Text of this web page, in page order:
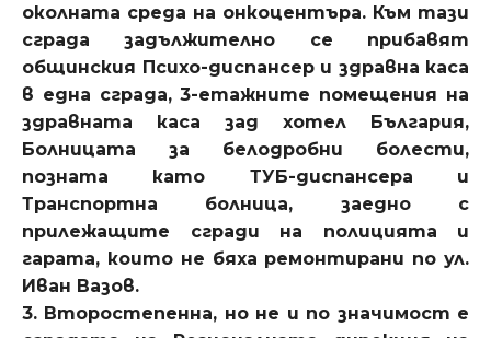
околната среда на онкоцентъра. Към тази
сграда задължително се прибавят
общинския Психо-диспансер и здравна каса
в една сграда, 3-етажните помещения на
здравната каса зад хотел България,
Болницата за белодробни болести,
позната като ТУБ-диспансера и
Транспортна болница, заедно с
прилежащите сгради на полицията и
гарата, които не бяха ремонтирани по ул.
Иван Вазов.
3. Второстепенна, но не и по значимост е